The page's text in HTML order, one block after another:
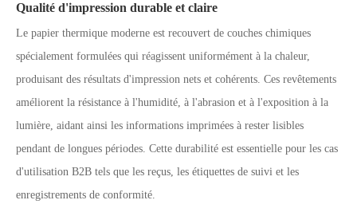
Qualité d'impression durable et claire
Le papier thermique moderne est recouvert de couches chimiques
spécialement formulées qui réagissent uniformément à la chaleur,
produisant des résultats d'impression nets et cohérents. Ces revêtements
améliorent la résistance à l'humidité, à l'abrasion et à l'exposition à la
lumière, aidant ainsi les informations imprimées à rester lisibles
pendant de longues périodes. Cette durabilité est essentielle pour les cas
d'utilisation B2B tels que les reçus, les étiquettes de suivi et les
enregistrements de conformité.